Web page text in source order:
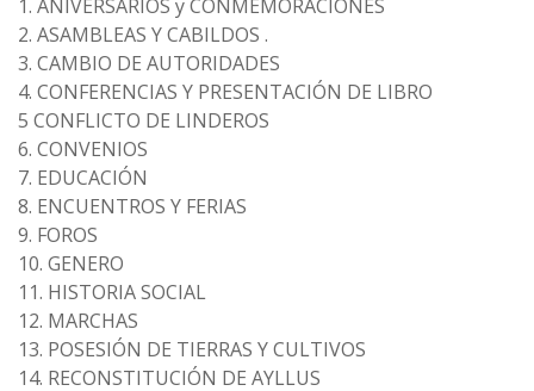
1. ANIVERSARIOS y CONMEMORACIONES
2. ASAMBLEAS Y CABILDOS .
3. CAMBIO DE AUTORIDADES
4. CONFERENCIAS Y PRESENTACIÓN DE LIBRO
5 CONFLICTO DE LINDEROS
6. CONVENIOS
7. EDUCACIÓN
8. ENCUENTROS Y FERIAS
9. FOROS
10. GENERO
11. HISTORIA SOCIAL
12. MARCHAS
13. POSESIÓN DE TIERRAS Y CULTIVOS
14. RECONSTITUCIÓN DE AYLLUS